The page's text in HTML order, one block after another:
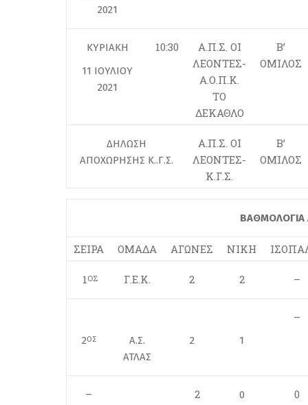
2021
ΚΥΡΙΑΚΗ
11 ΙΟΥΛΙΟΥ
2021
10:30
Α.Π.Σ. ΟΙ
ΛΕΟΝΤΕΣ-
Α.Ο.Π.Κ.
ΤΟ
ΔΕΚΑΘΛΟ
Β’
ΟΜΙΛΟΣ
ΔΗΛΩΣΗ
ΑΠΟΧΩΡΗΣΗΣ Κ..Γ.Σ.
Α.Π.Σ. ΟΙ
ΛΕΟΝΤΕΣ-
Κ.Γ.Σ.
Β’
ΟΜΙΛΟΣ
ΒΑΘΜΟΛΟΓΙΑ
ΣΕΙΡΑ ΟΜΑΔΑ ΑΓΩΝΕΣ ΝΙΚΗ
1ΟΣ Γ.Ε.Κ. 2 2 –
2ΟΣ
Α.Σ.
ΑΤΛΑΣ
2 1
–
– 2 0 0